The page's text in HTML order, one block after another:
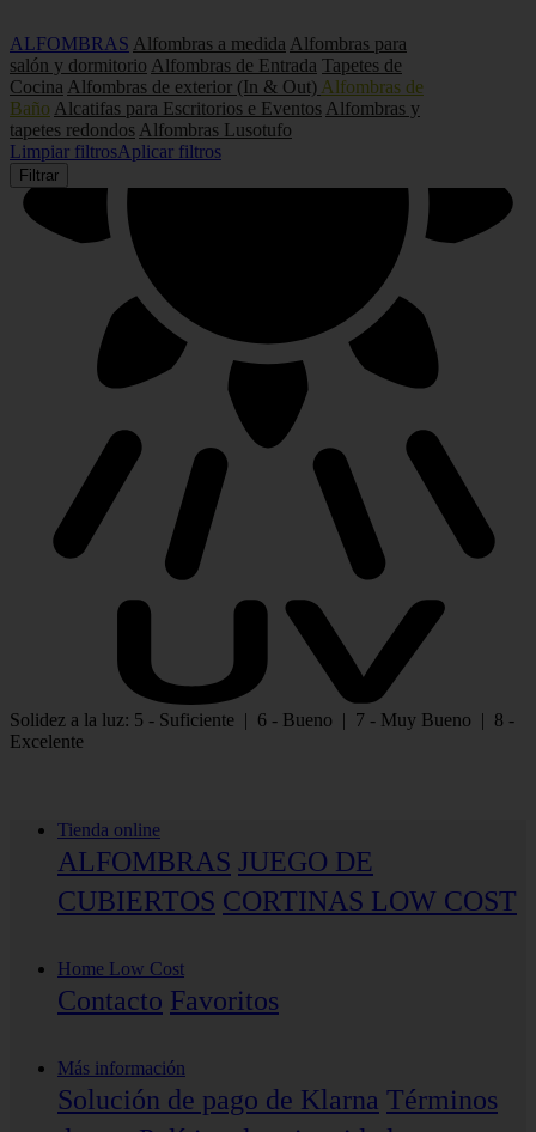
ALFOMBRAS Alfombras a medida Alfombras para
salón y dormitorio Alfombras de Entrada Tapetes de
Cocina Alfombras de exterior (In & Out) Alfombras de
Baño Alcatifas para Escritorios e Eventos Alfombras y
tapetes redondos Alfombras Lusotufo
Limpiar filtrosAplicar filtros
Filtrar
Solidez a la luz: 5 - Suficiente | 6 - Bueno | 7 - Muy Bueno | 8 -
Excelente
Tienda online
ALFOMBRAS JUEGO DE
CUBIERTOS CORTINAS LOW COST
Home Low Cost
Contacto Favoritos
Más información
Solución de pago de Klarna Términos